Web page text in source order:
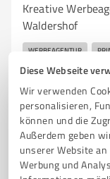
Diese Webseite
Wir verwenden
personalisieren,
können und die
Außerdem geben
unserer Website
Werbung und
Kreative
Waldershof
WERBEAGENTUR
MARKETINGSTRATEGIEN
MARKENIDENTITÄT
WALDERSHOF
Ludwig-
info@wie-